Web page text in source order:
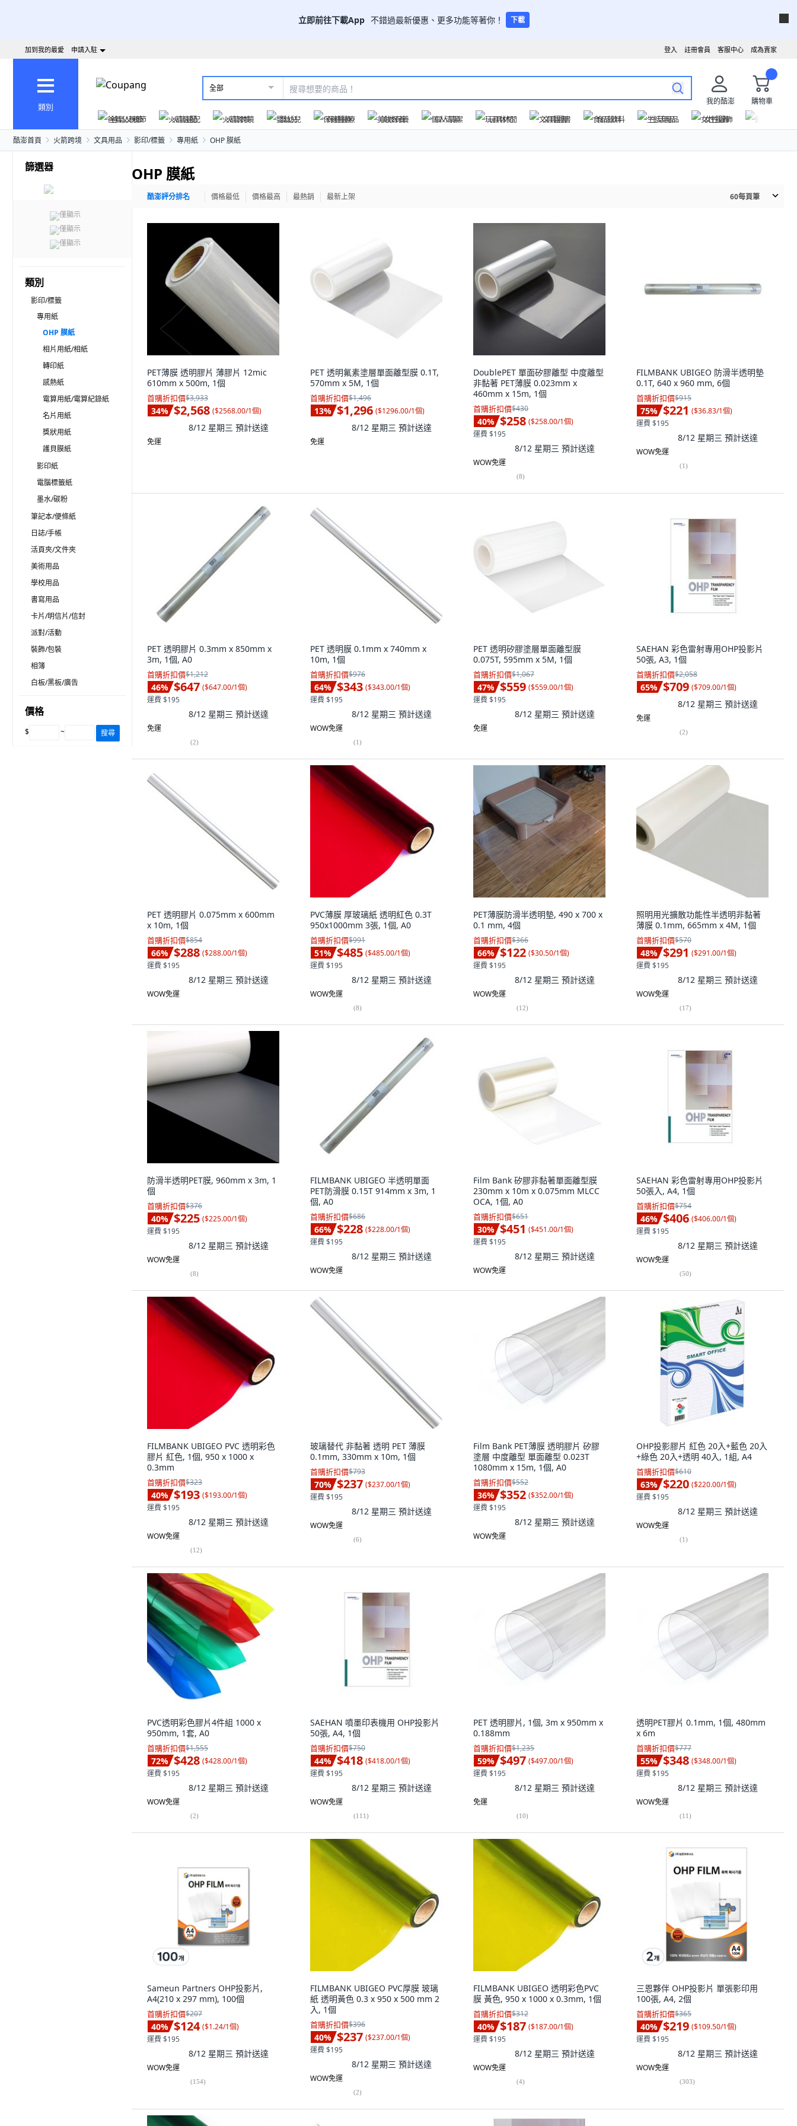
立即前往下載App 不錯過最新優惠、更多功能等著你！ 下載
成為賣家
客服中心
註冊會員
登入
加到我的最愛 申請入駐
類別
全部
我的酷澎
購物車
爸氣父親節
火箭速配 火箭跨境 嬰幼兒 保健醫療 美妝保養 個人清潔 玩具休閒 文具圖書 食品飲料 生活用品 女性服飾
酷澎首頁 火箭跨境 文具用品 影印/標籤 專用紙 OHP 膜紙
篩選器
僅顯示
僅顯示
僅顯示
類別
影印/標籤
專用紙
OHP 膜紙
相片用紙/相紙
轉印紙
感熱紙
電算用紙/電算紀錄紙
名片用紙
獎狀用紙
護貝膜紙
影印紙
電腦標籤紙
墨水/碳粉
筆記本/便條紙
日誌/手帳
活頁夾/文件夾
美術用品
學校用品
書寫用品
卡片/明信片/信封
派對/活動
裝飾/包裝
相簿
白板/黑板/廣告
價格
$ ~ 搜尋
OHP 膜紙
酷澎評分排名 價格最低 價格最高 最熱銷 最新上架 60每頁筆
PET薄膜 透明膠片 薄膠片 12mic
610mm x 500m, 1個
首購折扣價$3,933
34% $2,568 ($2568.00/1個)
8/12 星期三 預計送達
免運
PET 透明氟素塗層單面離型膜 0.1T,
570mm x 5M, 1個
首購折扣價$1,496
13% $1,296 ($1296.00/1個)
8/12 星期三 預計送達
免運
DoublePET 單面矽膠離型 中度離型
非黏著 PET薄膜 0.023mm x
460mm x 15m, 1個
首購折扣價$430
40% $258 ($258.00/1個)
運費 $195
8/12 星期三 預計送達
WOW免運
(8)
FILMBANK UBIGEO 防滑半透明墊
0.1T, 640 x 960 mm, 6個
首購折扣價$915
75% $221 ($36.83/1個)
運費 $195
8/12 星期三 預計送達
WOW免運
(1)
PET 透明膠片 0.3mm x 850mm x
3m, 1個, A0
首購折扣價$1,212
46% $647 ($647.00/1個)
運費 $195
8/12 星期三 預計送達
免運
(2)
PET 透明膜 0.1mm x 740mm x
10m, 1個
首購折扣價$976
64% $343 ($343.00/1個)
運費 $195
8/12 星期三 預計送達
WOW免運
(1)
PET 透明矽膠塗層單面離型膜
0.075T, 595mm x 5M, 1個
首購折扣價$1,067
47% $559 ($559.00/1個)
運費 $195
8/12 星期三 預計送達
免運
SAEHAN 彩色雷射專用OHP投影片
50張, A3, 1個
首購折扣價$2,058
65% $709 ($709.00/1個)
8/12 星期三 預計送達
免運
(2)
PET 透明膠片 0.075mm x 600mm
x 10m, 1個
首購折扣價$854
66% $288 ($288.00/1個)
運費 $195
8/12 星期三 預計送達
WOW免運
PVC薄膜 厚玻璃紙 透明紅色 0.3T
950x1000mm 3張, 1個, A0
首購折扣價$991
51% $485 ($485.00/1個)
運費 $195
8/12 星期三 預計送達
WOW免運
(8)
PET薄膜防滑半透明墊, 490 x 700 x
0.1 mm, 4個
首購折扣價$366
66% $122 ($30.50/1個)
運費 $195
8/12 星期三 預計送達
WOW免運
(12)
照明用光擴散功能性半透明非黏著
薄膜 0.1mm, 665mm x 4M, 1個
首購折扣價$570
48% $291 ($291.00/1個)
運費 $195
8/12 星期三 預計送達
WOW免運
(17)
防滑半透明PET膜, 960mm x 3m, 1
個
首購折扣價$376
40% $225 ($225.00/1個)
運費 $195
8/12 星期三 預計送達
WOW免運
(8)
FILMBANK UBIGEO 半透明單面
PET防滑膜 0.15T 914mm x 3m, 1
個, A0
首購折扣價$686
66% $228 ($228.00/1個)
運費 $195
8/12 星期三 預計送達
WOW免運
Film Bank 矽膠非黏著單面離型膜
230mm x 10m x 0.075mm MLCC
OCA, 1個, A0
首購折扣價$651
30% $451 ($451.00/1個)
運費 $195
8/12 星期三 預計送達
WOW免運
SAEHAN 彩色雷射專用OHP投影片
50張入, A4, 1個
首購折扣價$754
46% $406 ($406.00/1個)
運費 $195
8/12 星期三 預計送達
WOW免運
(50)
FILMBANK UBIGEO PVC 透明彩色
膠片 紅色, 1個, 950 x 1000 x
0.3mm
首購折扣價$323
40% $193 ($193.00/1個)
運費 $195
8/12 星期三 預計送達
WOW免運
(12)
玻璃替代 非黏著 透明 PET 薄膜
0.1mm, 330mm x 10m, 1個
首購折扣價$793
70% $237 ($237.00/1個)
運費 $195
8/12 星期三 預計送達
WOW免運
(6)
Film Bank PET薄膜 透明膠片 矽膠
塗層 中度離型 單面離型 0.023T
1080mm x 15m, 1個, A0
首購折扣價$552
36% $352 ($352.00/1個)
運費 $195
8/12 星期三 預計送達
WOW免運
OHP投影膠片 紅色 20入+藍色 20入
+綠色 20入+透明 40入, 1組, A4
首購折扣價$610
63% $220 ($220.00/1個)
運費 $195
8/12 星期三 預計送達
WOW免運
(1)
PVC透明彩色膠片4件組 1000 x
950mm, 1套, A0
首購折扣價$1,555
72% $428 ($428.00/1個)
運費 $195
8/12 星期三 預計送達
WOW免運
(2)
SAEHAN 噴墨印表機用 OHP投影片
50張, A4, 1個
首購折扣價$750
44% $418 ($418.00/1個)
運費 $195
8/12 星期三 預計送達
WOW免運
(111)
PET 透明膠片, 1個, 3m x 950mm x
0.188mm
首購折扣價$1,235
59% $497 ($497.00/1個)
運費 $195
8/12 星期三 預計送達
免運
(10)
透明PET膠片 0.1mm, 1個, 480mm
x 6m
首購折扣價$777
55% $348 ($348.00/1個)
運費 $195
8/12 星期三 預計送達
WOW免運
(11)
Sameun Partners OHP投影片,
A4(210 x 297 mm), 100個
首購折扣價$207
40% $124 ($1.24/1個)
運費 $195
8/12 星期三 預計送達
WOW免運
(154)
FILMBANK UBIGEO PVC厚膜 玻璃
紙 透明黃色 0.3 x 950 x 500 mm 2
入, 1個
首購折扣價$396
40% $237 ($237.00/1個)
運費 $195
8/12 星期三 預計送達
WOW免運
(2)
FILMBANK UBIGEO 透明彩色PVC
膜 黃色, 950 x 1000 x 0.3mm, 1個
首購折扣價$312
40% $187 ($187.00/1個)
運費 $195
8/12 星期三 預計送達
WOW免運
(4)
三恩夥伴 OHP投影片 單張影印用
100張, A4, 2個
首購折扣價$365
40% $219 ($109.50/1個)
運費 $195
8/12 星期三 預計送達
WOW免運
(303)